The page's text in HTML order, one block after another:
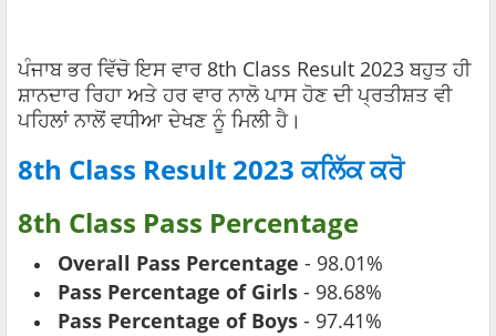
ਪੰਜਾਬ ਭਰ ਵਿੱਚੋ ਇਸ ਵਾਰ 8th Class Result 2023 ਬਹੁਤ ਹੀ
ਸ਼ਾਨਦਾਰ ਰਿਹਾ ਅਤੇ ਹਰ ਵਾਰ ਨਾਲੋ ਪਾਸ ਹੋਣ ਦੀ ਪ੍ਰਤੀਸ਼ਤ ਵੀ
ਪਹਿਲਾਂ ਨਾਲੋਂ ਵਧੀਆ ਦੇਖਣ ਨੂੰ ਮਿਲੀ ਹੈ।
8th Class Result 2023 ਕਲਿੱਕ ਕਰੋ
8th Class Pass Percentage
Overall Pass Percentage - 98.01%
Pass Percentage of Girls - 98.68%
Pass Percentage of Boys - 97.41%